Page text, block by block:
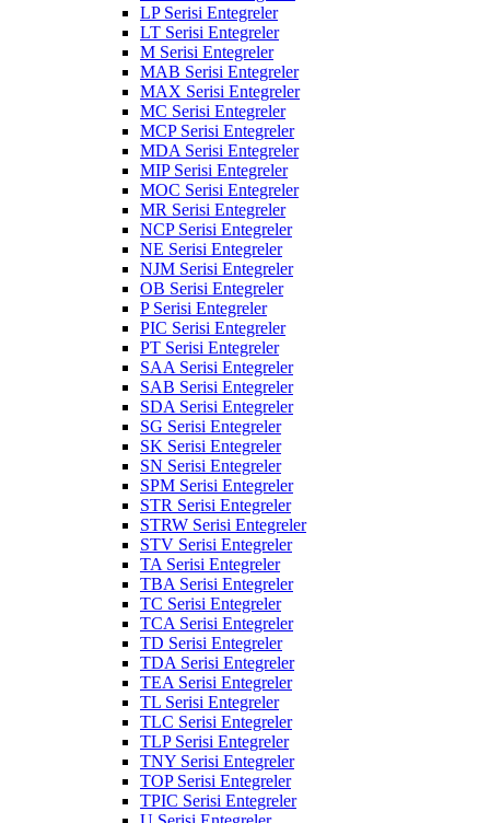
LP Serisi Entegreler
LT Serisi Entegreler
M Serisi Entegreler
MAB Serisi Entegreler
MAX Serisi Entegreler
MC Serisi Entegreler
MCP Serisi Entegreler
MDA Serisi Entegreler
MIP Serisi Entegreler
MOC Serisi Entegreler
MR Serisi Entegreler
NCP Serisi Entegreler
NE Serisi Entegreler
NJM Serisi Entegreler
OB Serisi Entegreler
P Serisi Entegreler
PIC Serisi Entegreler
PT Serisi Entegreler
SAA Serisi Entegreler
SAB Serisi Entegreler
SDA Serisi Entegreler
SG Serisi Entegreler
SK Serisi Entegreler
SN Serisi Entegreler
SPM Serisi Entegreler
STR Serisi Entegreler
STRW Serisi Entegreler
STV Serisi Entegreler
TA Serisi Entegreler
TBA Serisi Entegreler
TC Serisi Entegreler
TCA Serisi Entegreler
TD Serisi Entegreler
TDA Serisi Entegreler
TEA Serisi Entegreler
TL Serisi Entegreler
TLC Serisi Entegreler
TLP Serisi Entegreler
TNY Serisi Entegreler
TOP Serisi Entegreler
TPIC Serisi Entegreler